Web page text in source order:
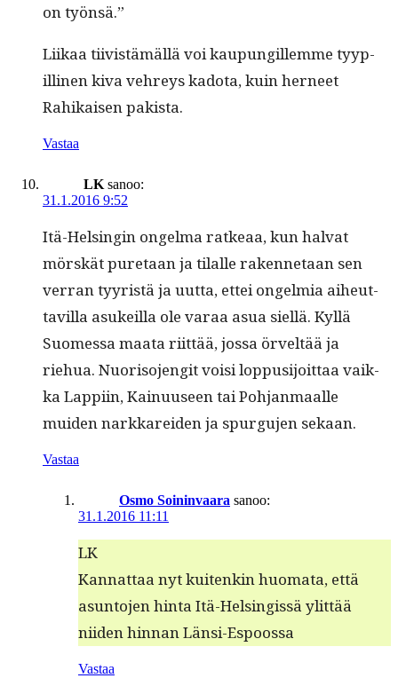
on työnsä.”
Liikaa tiivistämäl­lä voi kaupungillemme tyyp­
illi­nen kiva vehreys kado­ta, kuin herneet
Rahikaisen pakista.
Vastaa
LK sanoo:
31.1.2016 9:52
Itä-Helsin­gin ongel­ma ratkeaa, kun hal­vat
mörskät pure­taan ja tilalle raken­netaan sen
ver­ran tyyristä ja uut­ta, ettei ongelmia aiheut­
tavil­la asukeil­la ole varaa asua siel­lä. Kyl­lä
Suomes­sa maa­ta riit­tää, jos­sa örveltää ja
riehua. Nuoriso­jen­git voisi lop­pusi­joit­taa vaik­
ka Lap­pi­in, Kain­u­useen tai Poh­jan­maalle
muiden narkkarei­den ja spur­gu­jen sekaan.
Vastaa
Osmo Soininvaara sanoo:
31.1.2016 11:11
LK
Kan­nat­taa nyt kuitenkin huo­ma­ta, että
asun­to­jen hin­ta Itä-Helsingis­sä ylit­tää
niiden hin­nan Länsi-Espoossa
Vastaa